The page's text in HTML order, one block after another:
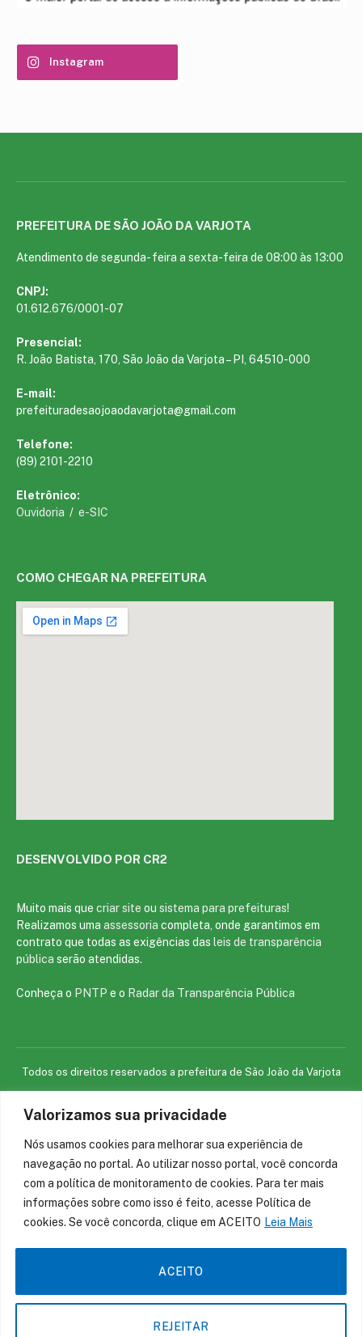
Valorizamos sua privacidade
Nós usamos cookies para melhorar sua experiência de
navegação no portal. Ao utilizar nosso portal, você concorda
com a política de monitoramento de cookies. Para ter mais
informações sobre como isso é feito, acesse Política de
cookies. Se você concorda, clique em ACEITO Leia Mais
REJEITAR
ACEITO
Instagram
PREFEITURA DE SÃO JOÃO DA VARJOTA
Atendimento de segunda- feira a sexta-feira de 08:00 às 13:00
CNPJ:
01.612.676/0001-07
Presencial:
R. João Batista, 170, São João da Varjota – PI, 64510-000
E-mail:
prefeituradesaojoaodavarjota@gmail.com
Telefone:
(89) 2101-2210
Eletrônico:
Ouvidoria / e-SIC
COMO CHEGAR NA PREFEITURA
DESENVOLVIDO POR CR2
Muito mais que criar site ou sistema para prefeituras!
Realizamos uma assessoria completa, onde garantimos em
contrato que todas as exigências das leis de transparência
pública serão atendidas.
Conheça o PNTP e o Radar da Transparência Pública
Todos os direitos reservados a prefeitura de São João da Varjota
Mapa do Site
Acessar Área Administrativa